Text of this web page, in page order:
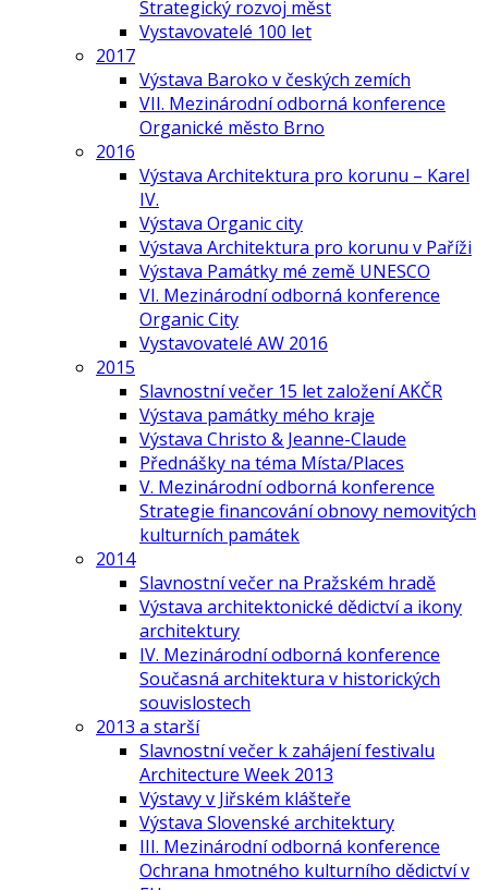
Strategický rozvoj měst
Vystavovatelé 100 let
2017
Výstava Baroko v českých zemích
VII. Mezinárodní odborná konference
Organické město Brno
2016
Výstava Architektura pro korunu – Karel
IV.
Výstava Organic city
Výstava Architektura pro korunu v Paříži
Výstava Památky mé země UNESCO
VI. Mezinárodní odborná konference
Organic City
Vystavovatelé AW 2016
2015
Slavnostní večer 15 let založení AKČR
Výstava památky mého kraje
Výstava Christo & Jeanne-Claude
Přednášky na téma Místa/Places
V. Mezinárodní odborná konference
Strategie financování obnovy nemovitých
kulturních památek
2014
Slavnostní večer na Pražském hradě
Výstava architektonické dědictví a ikony
architektury
IV. Mezinárodní odborná konference
Současná architektura v historických
souvislostech
2013 a starší
Slavnostní večer k zahájení festivalu
Architecture Week 2013
Výstavy v Jiřském klášteře
Výstava Slovenské architektury
III. Mezinárodní odborná konference
Ochrana hmotného kulturního dědictví v